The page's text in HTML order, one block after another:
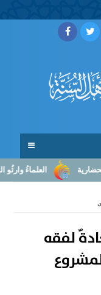
العلماءُ وارثُو
لفقه